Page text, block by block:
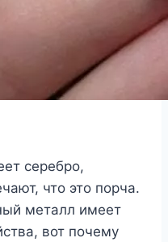
серебро,
что это порча.
металл имеет
вот почему